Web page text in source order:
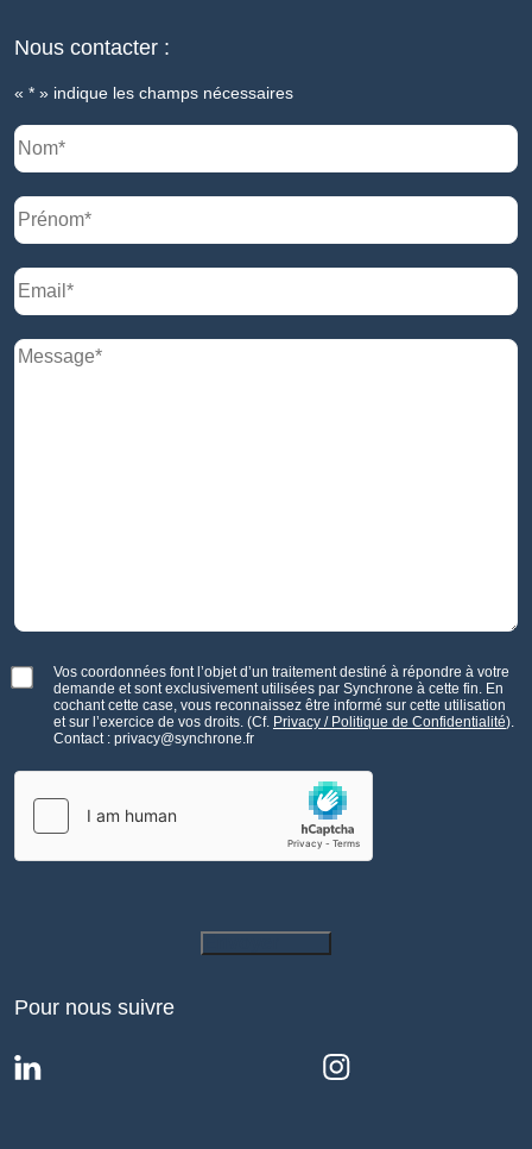
Nous contacter :
« * » indique les champs nécessaires
Vos coordonnées font l’objet d’un traitement destiné à répondre à votre
demande et sont exclusivement utilisées par Synchrone à cette fin. En
cochant cette case, vous reconnaissez être informé sur cette utilisation
et sur l’exercice de vos droits. (Cf. Privacy / Politique de Confidentialité).
Contact : privacy@synchrone.fr
Pour nous suivre